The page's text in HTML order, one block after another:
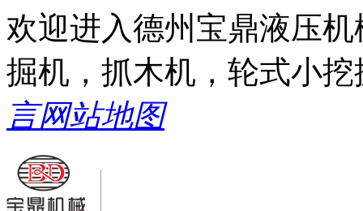
欢迎进入德州宝鼎液压
掘机，抓木机，轮式小
言网站地图